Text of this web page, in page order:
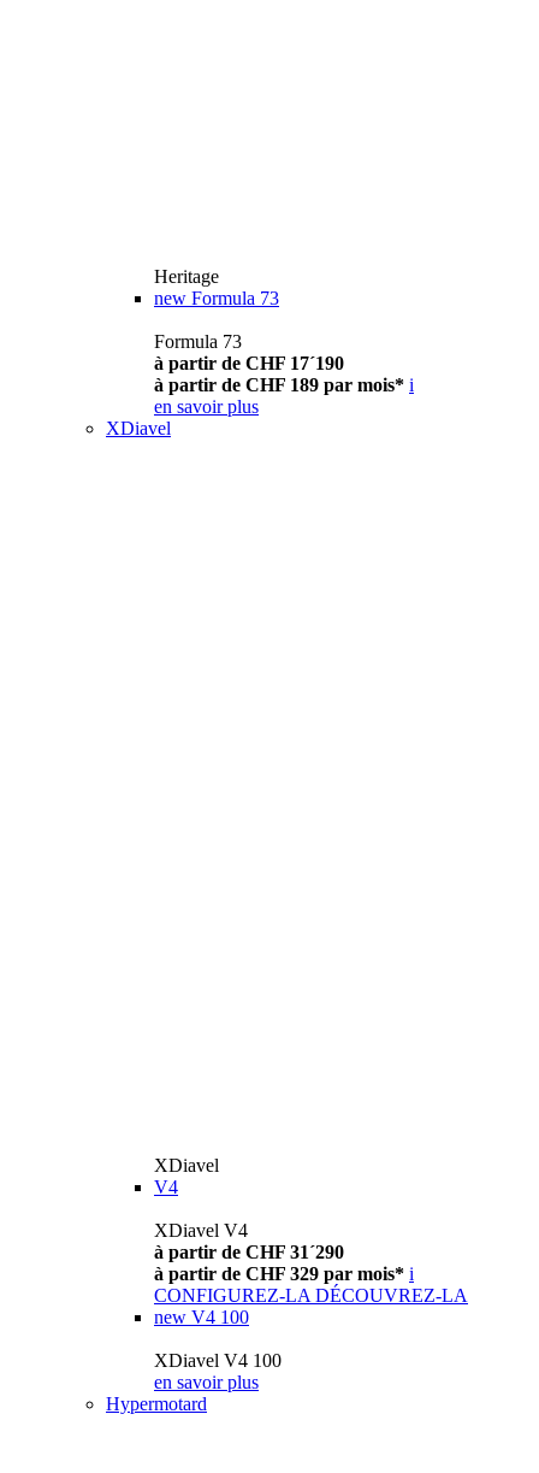
Heritage
new Formula 73
Formula 73
à partir de CHF 17´190
à partir de CHF 189 par mois* i
en savoir plus
XDiavel
XDiavel
V4
XDiavel V4
à partir de CHF 31´290
à partir de CHF 329 par mois* i
CONFIGUREZ-LA DÉCOUVREZ-LA
new V4 100
XDiavel V4 100
en savoir plus
Hypermotard